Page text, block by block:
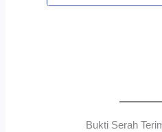
Bukti Serah